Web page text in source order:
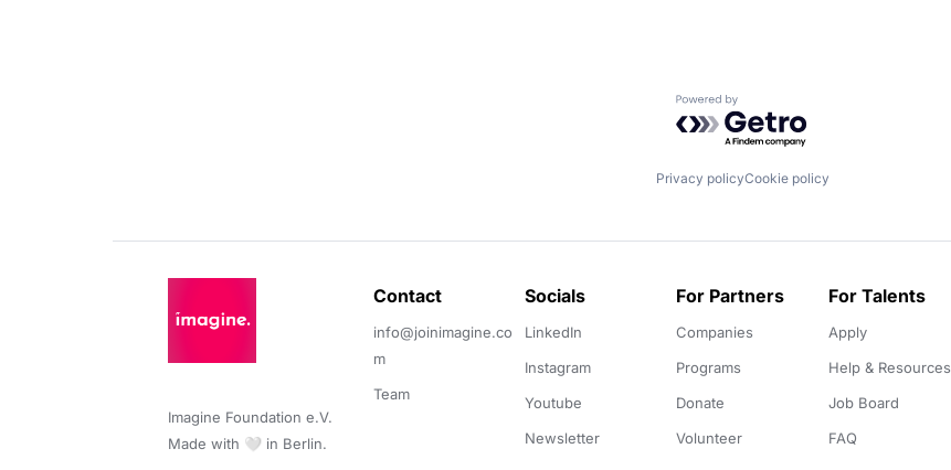
Powered by Getro.com
Privacy policyCookie policy
Imagine Foundation e.V.
Made with 🤍 in Berlin.
Contact
info@joinimagine.co
m
Team
Socials
LinkedIn
Instagram
Youtube
Newsletter
For Partners
Companies
Programs
Donate
Volunteer
For Talents
Apply
Help & Resources
Job Board
FAQ